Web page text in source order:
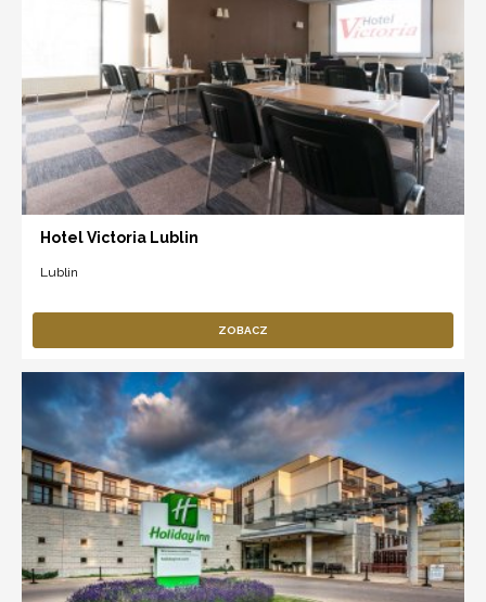
Hotel Victoria Lublin
Lublin
ZOBACZ